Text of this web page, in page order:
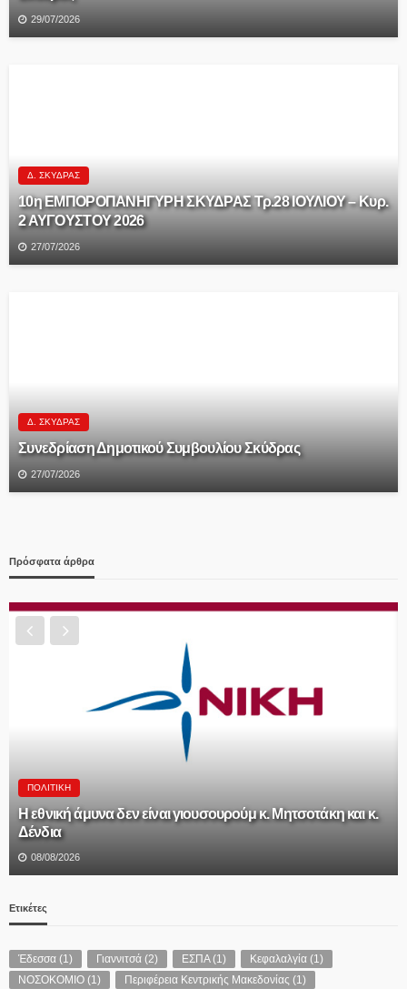
29/07/2026
Δ. ΣΚΎΔΡΑΣ
10η ΕΜΠΟΡΟΠΑΝΗΓΥΡΗ ΣΚΥΔΡΑΣ Τρ.28 ΙΟΥΛΙΟΥ – Κυρ.
2 ΑΥΓΟΥΣΤΟΥ 2026
27/07/2026
Δ. ΣΚΎΔΡΑΣ
Συνεδρίαση Δημοτικού Συμβουλίου Σκύδρας
27/07/2026
Πρόσφατα άρθρα
ΠΟΛΙΤΙΚΉ
Η εθνική άμυνα δεν είναι γιουσουρούμ κ. Μητσοτάκη και κ.
Δένδια
08/08/2026
Ετικέτες
Έδεσσα (1) Γιαννιτσά (2) ΕΣΠΑ(1) Κεφαλαλγία (1)
ΝΟΣΟΚΟΜΙΟ (1) Περιφέρεια Κεντρικής Μακεδονίας (1)